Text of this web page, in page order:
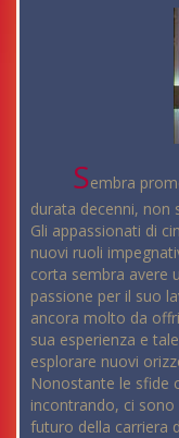
Sembra
durata decenni, non
Gli appassionati di
nuovi ruoli
corta sembra avere
passione per il suo
ancora molto da
sua esperienza e
esplorare nuovi
Nonostante le sfide
incontrando, ci
futuro della carriera